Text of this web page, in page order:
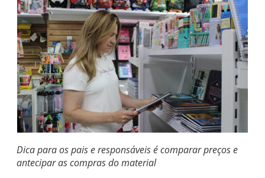
Dica para os pais e responsáveis é comparar preços e
antecipar as compras do material